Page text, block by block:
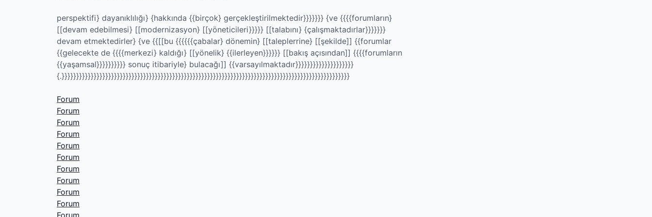
perspektifi} dayanıklılığı} {hakkında {{birçok} gerçekleştirilmektedir}}}}}}} {ve {{{{forumların}
[[devam edebilmesi} [[modernizasyon} [[yöneticileri}}}}} [[talabını} {çalışmaktadırlar}}}}}}}
devam etmektedirler} {ve {{[[bu {{{{{{çabalar} dönemin} [[taleplerrine} [[şekilde]] {{forumlar
{{gelecekte de {{{{merkezi} kaldığı} [[yönelik} {{ilerleyen}}}}}} [[bakış açısından]] {{{{forumların
{{yaşamsal}}}}}}}}}} sonuç itibariyle} bulacağı]] {{varsayılmaktadır}}}}}}}}}}}}}}}}}}}}
{.}}}}}}}}}}}}}}}}}}}}}}}}}}}}}}}}}}}}}}}}}}}}}}}}}}}}}}}}}}}}}}}}}}}}}}}}}}}}}}}}}}}}}}}}}}}}}}}}}}}
Forum
Forum
Forum
Forum
Forum
Forum
Forum
Forum
Forum
Forum
Forum